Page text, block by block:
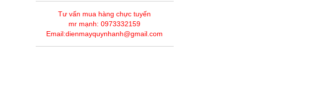
Tư vấn mua hàng chực tuyến
mr mạnh: 0973332159
Email:dienmayquynhanh@gmail.com